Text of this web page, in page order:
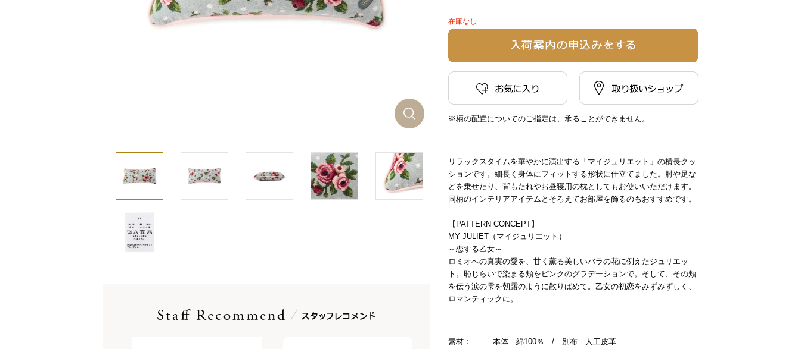
在庫なし
※柄の配置についてのご指定は、承ることができません。
リラックスタイムを華やかに演出する「マイジュリエット」の横長クッ
ションです。細長く身体にフィットする形状に仕立てました。肘や足な
どを乗せたり、背もたれやお昼寝用の枕としてもお使いいただけます。
同柄のインテリアアイテムとそろえてお部屋を飾るのもおすすめです。
【PATTERN CONCEPT】
MY JULIET（マイジュリエット）
～恋する乙女～
ロミオへの真実の愛を、甘く薫る美しいバラの花に例えたジュリエッ
ト。恥じらいで染まる頬をピンクのグラデーションで。そして、その頬
を伝う涙の雫を朝露のように散りばめて。乙女の初恋をみずみずしく、
ロマンティックに。
素材：
本体 綿100％ / 別布 人工皮革